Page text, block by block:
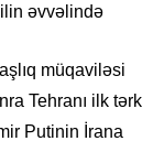
əvvəlində
müqaviləsi
Tehranı ilk tərk
Putinin İrana